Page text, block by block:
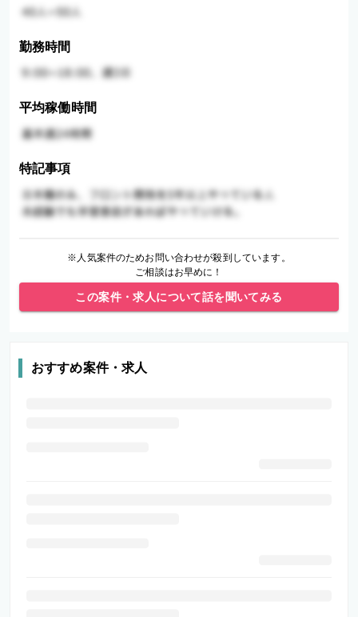
勤務時間
平均稼働時間
特記事項
※人気案件のためお問い合わせが殺到しています。
ご相談はお早めに！
この案件・求人について話を聞いてみる
おすすめ案件・求人